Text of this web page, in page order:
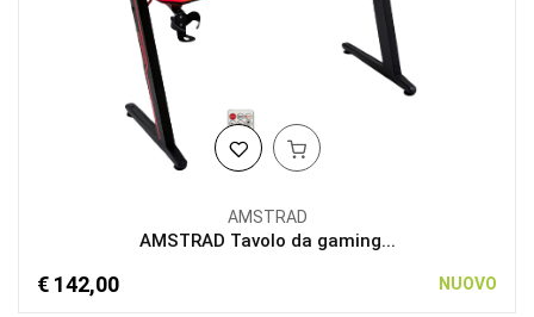
AMSTRAD
AMSTRAD Tavolo da gaming...
€ 142,00 NUOVO